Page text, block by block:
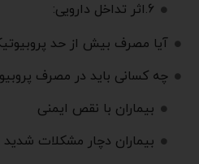
6.اثر تداخل دارویی:
آیا مصرف بیش از حد
چه کسانی باید در مصرف
بیماران با نقص ایمنی
بیماران دچار مشکلات